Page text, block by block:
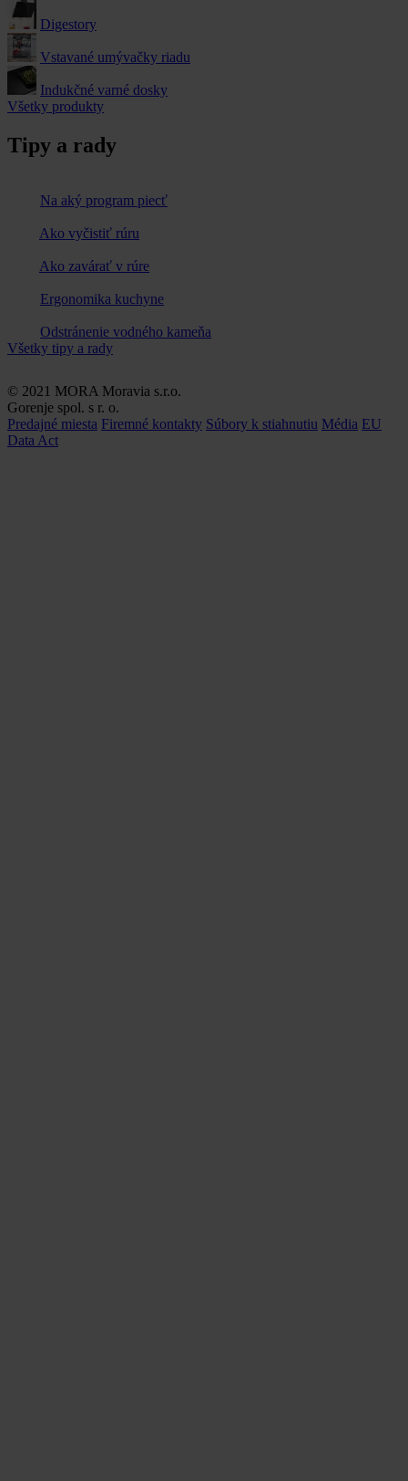
Digestory
Vstavané umývačky riadu
Indukčné varné dosky
Všetky produkty
Tipy a rady
Na aký program piecť
Ako vyčistiť rúru
Ako zavárať v rúre
Ergonomika kuchyne
Odstránenie vodného kameňa
Všetky tipy a rady
© 2021 MORA Moravia s.r.o.
Gorenje spol. s r. o.
Predajné miesta Firemné kontakty Súbory k stiahnutiu Média EU
Data Act